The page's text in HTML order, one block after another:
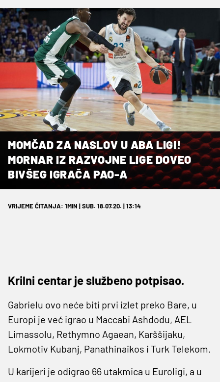
MOMČAD ZA NASLOV U ABA LIGI!
MORNAR IZ RAZVOJNE LIGE DOVEO
BIVŠEG IGRAČA PAO-A
VRIJEME ČITANJA: 1MIN | SUB. 18.07.20. | 13:14
Krilni centar je službeno potpisao.
Gabrielu ovo neće biti prvi izlet preko Bare, u
Europi je već igrao u Maccabi Ashdodu, AEL
Limassolu, Rethymno Agaean, Karššijaku,
Lokmotiv Kubanj, Panathinaikos i Turk Telekom.
U karijeri je odigrao 66 utakmica u Euroligi, a u